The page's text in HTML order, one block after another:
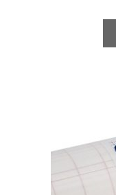
varianter.
Alternativene